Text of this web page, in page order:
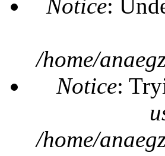
Notice:
/home/
Notice:
/home/